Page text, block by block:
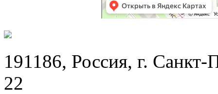
191186, Россия, г.
22